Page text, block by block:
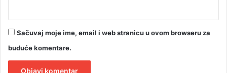
Sačuvaj moje ime, email i web stranicu u ovom browseru za
buduće komentare.